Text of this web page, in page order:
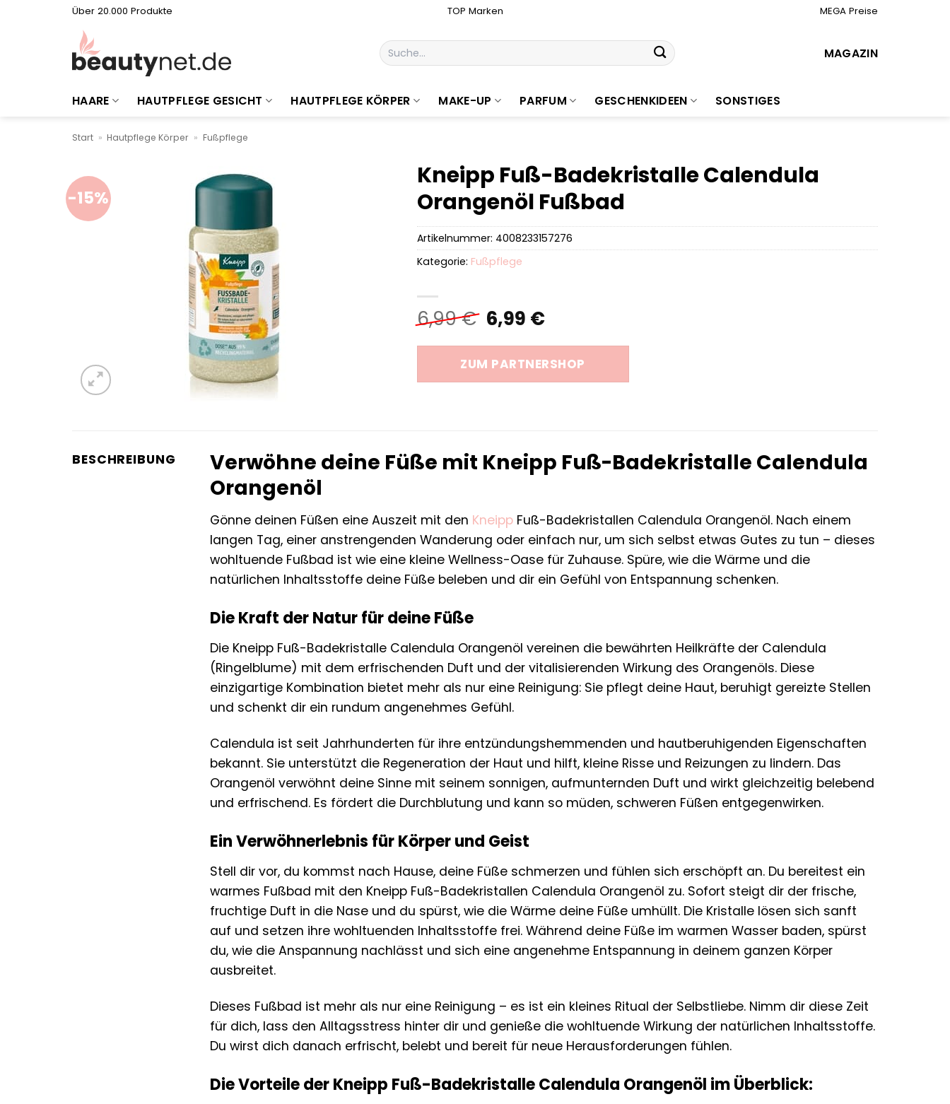
Über 20.000 Produkte TOP Marken MEGA Preise
Suchen
nach:
MAGAZIN
HAARE HAUTPFLEGE GESICHT HAUTPFLEGE KÖRPER MAKE-UP PARFUM GESCHENKIDEEN SONSTIGES
Start » Hautpflege Körper » Fußpflege
-15%
Kneipp Fuß-Badekristalle Calendula
Orangenöl Fußbad
6,99€ Ursprünglicher
Preis
war:
6,99 €
6,99 €Aktueller
ist:
6,99 €.
ZUM PARTNERSHOP
Artikelnummer: 4008233157276
Kategorie: Fußpflege
BESCHREIBUNG
Verwöhne deine Füße mit Kneipp Fuß-Badekristalle Calendula
Orangenöl
Gönne deinen Füßen eine Auszeit mit den Kneipp Fuß-Badekristallen Calendula Orangenöl. Nach einem
langen Tag, einer anstrengenden Wanderung oder einfach nur, um sich selbst etwas Gutes zu tun – dieses
wohltuende Fußbad ist wie eine kleine Wellness-Oase für Zuhause. Spüre, wie die Wärme und die
natürlichen Inhaltsstoffe deine Füße beleben und dir ein Gefühl von Entspannung schenken.
Die Kraft der Natur für deine Füße
Die Kneipp Fuß-Badekristalle Calendula Orangenöl vereinen die bewährten Heilkräfte der Calendula
(Ringelblume) mit dem erfrischenden Duft und der vitalisierenden Wirkung des Orangenöls. Diese
einzigartige Kombination bietet mehr als nur eine Reinigung: Sie pflegt deine Haut, beruhigt gereizte Stellen
und schenkt dir ein rundum angenehmes Gefühl.
Calendula ist seit Jahrhunderten für ihre entzündungshemmenden und hautberuhigenden Eigenschaften
bekannt. Sie unterstützt die Regeneration der Haut und hilft, kleine Risse und Reizungen zu lindern. Das
Orangenöl verwöhnt deine Sinne mit seinem sonnigen, aufmunternden Duft und wirkt gleichzeitig belebend
und erfrischend. Es fördert die Durchblutung und kann so müden, schweren Füßen entgegenwirken.
Ein Verwöhnerlebnis für Körper und Geist
Stell dir vor, du kommst nach Hause, deine Füße schmerzen und fühlen sich erschöpft an. Du bereitest ein
warmes Fußbad mit den Kneipp Fuß-Badekristallen Calendula Orangenöl zu. Sofort steigt dir der frische,
fruchtige Duft in die Nase und du spürst, wie die Wärme deine Füße umhüllt. Die Kristalle lösen sich sanft
auf und setzen ihre wohltuenden Inhaltsstoffe frei. Während deine Füße im warmen Wasser baden, spürst
du, wie die Anspannung nachlässt und sich eine angenehme Entspannung in deinem ganzen Körper
ausbreitet.
Dieses Fußbad ist mehr als nur eine Reinigung – es ist ein kleines Ritual der Selbstliebe. Nimm dir diese Zeit
für dich, lass den Alltagsstress hinter dir und genieße die wohltuende Wirkung der natürlichen Inhaltsstoffe.
Du wirst dich danach erfrischt, belebt und bereit für neue Herausforderungen fühlen.
Die Vorteile der Kneipp Fuß-Badekristalle Calendula Orangenöl im Überblick: